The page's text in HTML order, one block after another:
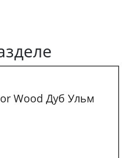
Wood Дуб Ульм